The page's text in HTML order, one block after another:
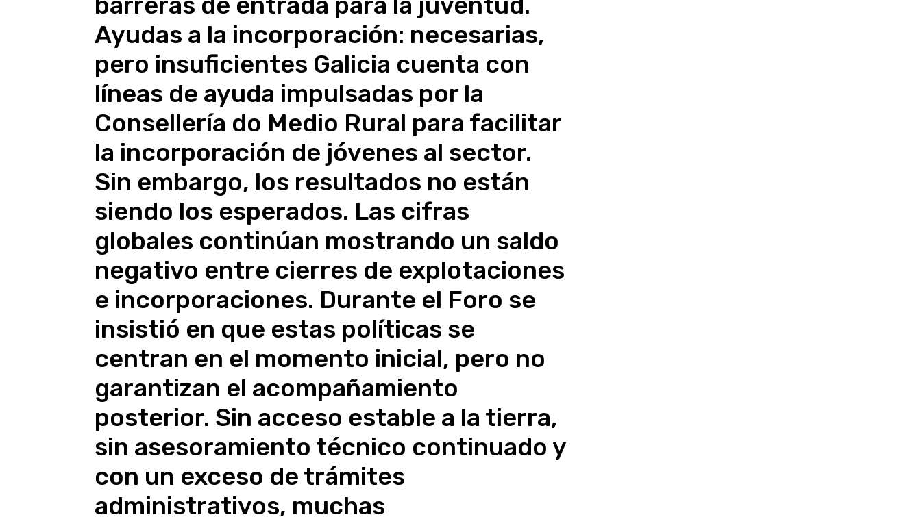
Ayudas a la incorporación: necesarias,
pero insuficientes Galicia cuenta con
líneas de ayuda impulsadas por la
Consellería do Medio Rural para facilitar
la incorporación de jóvenes al sector.
Sin embargo, los resultados no están
siendo los esperados. Las cifras
globales continúan mostrando un saldo
negativo entre cierres de explotaciones
e incorporaciones. Durante el Foro se
insistió en que estas políticas se
centran en el momento inicial, pero no
garantizan el acompañamiento
posterior. Sin acceso estable a la tierra,
sin asesoramiento técnico continuado y
con un exceso de trámites
administrativos, muchas